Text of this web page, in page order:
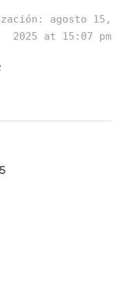
agosto 15,
2025 at 15:07 pm